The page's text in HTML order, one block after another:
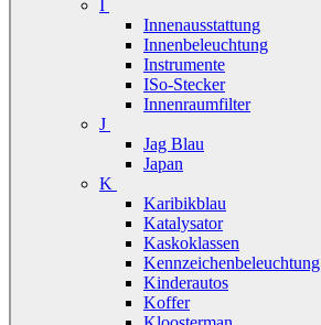
Innenausstattung
Innenbeleuchtung
Instrumente
ISo-Stecker
Innenraumfilter
J
Jag Blau
Japan
K
Karibikblau
Katalysator
Kaskoklassen
Kennzeichenbeleuchtung
Kinderautos
Koffer